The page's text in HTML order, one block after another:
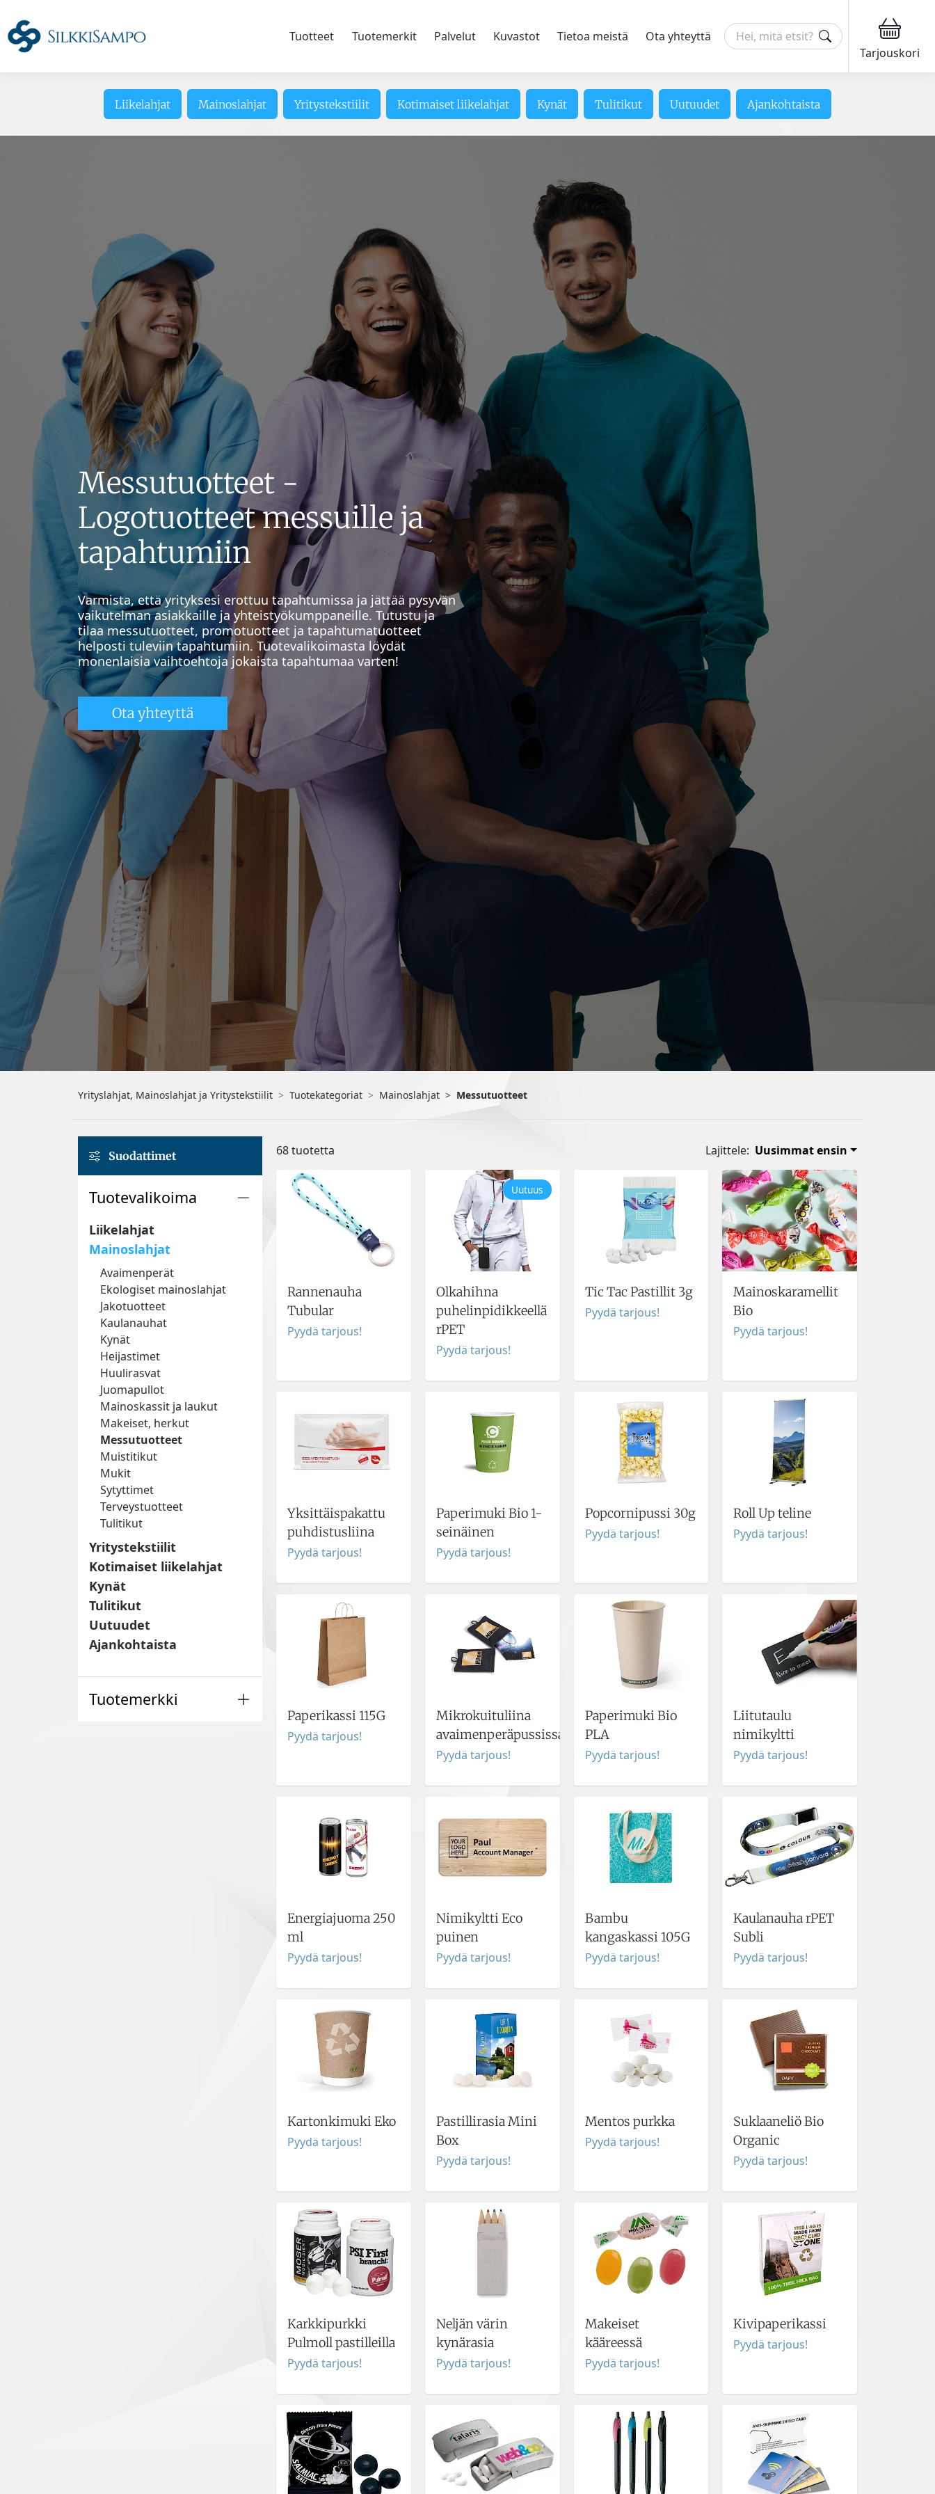
Tuotteet Tuotemerkit Palvelut Kuvastot Tietoa meistä
Ota yhteyttä
Tarjouskori
Liikelahjat Mainoslahjat Yritystekstiilit Kotimaiset liikelahjat Kynät Tulitikut Uutuudet Ajankohtaista
Messutuotteet -
Logotuotteet messuille ja
tapahtumiin
Varmista, että yrityksesi erottuu tapahtumissa ja jättää pysyvän
vaikutelman asiakkaille ja yhteistyökumppaneille. Tutustu ja
tilaa messutuotteet, promotuotteet ja tapahtumatuotteet
helposti tuleviin tapahtumiin. Tuotevalikoimasta löydät
monenlaisia vaihtoehtoja jokaista tapahtumaa varten!
Ota yhteyttä
Yrityslahjat, Mainoslahjat ja Yritystekstiilit Tuotekategoriat Mainoslahjat Messutuotteet
Suodattimet
Tuotevalikoima
Liikelahjat
Mainoslahjat
Avaimenperät
Ekologiset mainoslahjat
Jakotuotteet
Kaulanauhat
Kynät
Heijastimet
Huulirasvat
Juomapullot
Mainoskassit ja laukut
Makeiset, herkut
Messutuotteet
Muistitikut
Mukit
Sytyttimet
Terveystuotteet
Tulitikut
Yritystekstiilit
Kotimaiset liikelahjat
Kynät
Tulitikut
Uutuudet
Ajankohtaista
Tuotemerkki
68 tuotetta Lajittele: Uusimmat ensin
Rannenauha
Tubular
Pyydä tarjous!
Uutuus
Olkahihna
puhelinpidikkeellä
rPET
Pyydä tarjous!
Tic Tac Pastillit 3g
Pyydä tarjous!
Mainoskaramellit
Bio
Pyydä tarjous!
Yksittäispakattu
puhdistusliina
Pyydä tarjous!
Paperimuki Bio 1-
seinäinen
Pyydä tarjous!
Popcornipussi 30g
Pyydä tarjous!
Roll Up teline
Pyydä tarjous!
Paperikassi 115G
Pyydä tarjous!
Mikrokuituliina
avaimenperäpussissa
Pyydä tarjous!
Paperimuki Bio
PLA
Pyydä tarjous!
Liitutaulu
nimikyltti
Pyydä tarjous!
Energiajuoma 250
ml
Pyydä tarjous!
Nimikyltti Eco
puinen
Pyydä tarjous!
Bambu
kangaskassi 105G
Pyydä tarjous!
Kaulanauha rPET
Subli
Pyydä tarjous!
Kartonkimuki Eko
Pyydä tarjous!
Pastillirasia Mini
Box
Pyydä tarjous!
Mentos purkka
Pyydä tarjous!
Suklaaneliö Bio
Organic
Pyydä tarjous!
Karkkipurkki
Pulmoll pastilleilla
Pyydä tarjous!
Neljän värin
kynärasia
Pyydä tarjous!
Makeiset
kääreessä
Pyydä tarjous!
Kivipaperikassi
Pyydä tarjous!